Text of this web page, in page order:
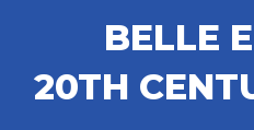
BELLE
20TH